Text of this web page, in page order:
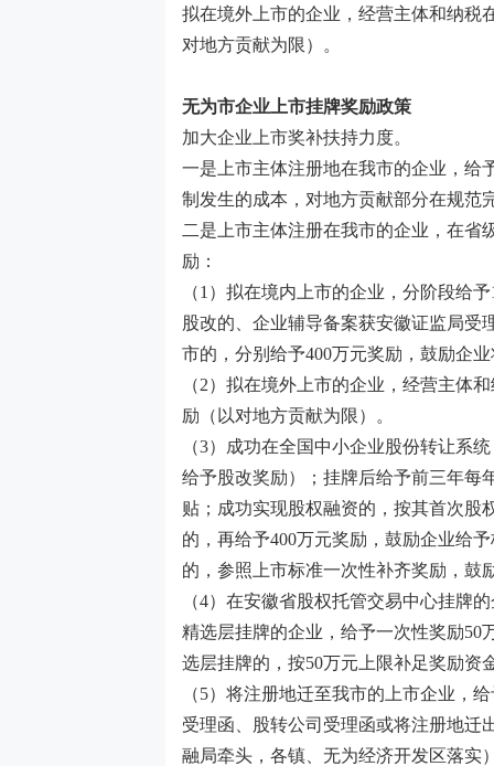
拟在境外上市的企业，经营主体和纳税
对地方贡献为限）。
无为市企业上市挂牌奖励政策
加大企业上市奖补扶持力度。
一是上市主体注册地在我市的企业，给
制发生的成本，对地方贡献部分在规范
二是上市主体注册在我市的企业，在省
励：
（1） 拟在境内上市的企业，分阶段给予
股改的、企业辅导备案获安徽证监局
市的，分别给予400万元奖励，鼓励企
（2） 拟在境外上市的企业，经营主体
励（以对地方贡献为限）。
（3）
成功在全国中小企业股份转让系
给予股改奖励）；挂牌后给予前三年每
贴；成功实现股权融资的，按其首次股
的，再给予400万元奖励，鼓励企业给
的，参照上市标准一次性补齐奖励，鼓
（4） 在安徽省股权托管交易中心挂牌
精选层挂牌的企业，给予一次性奖励50
选层挂牌的，按50万元上限补足奖励资
（5）将注册地迁至我市的上市企业，
受理函、股转公司受理函或将注册地迁
融局牵头，各镇、无为经济开发区落实